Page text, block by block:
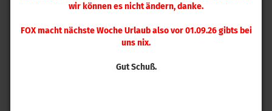
wir können es nicht ändern, danke.
FOX macht nächste Woche Urlaub also vor 01.09.26 gibts bei
uns nix.
Gut Schuß.